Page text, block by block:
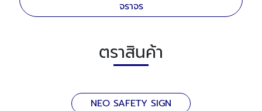
จราจร
ตราสินค้า
NEO SAFETY SIGN